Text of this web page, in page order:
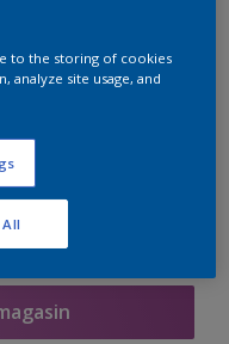
peinture
to the storing of cookies
analyze site usage, and